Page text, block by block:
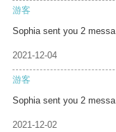
游客
Sophia sent you 2 messa
2021-12-04
游客
Sophia sent you 2 messa
2021-12-02